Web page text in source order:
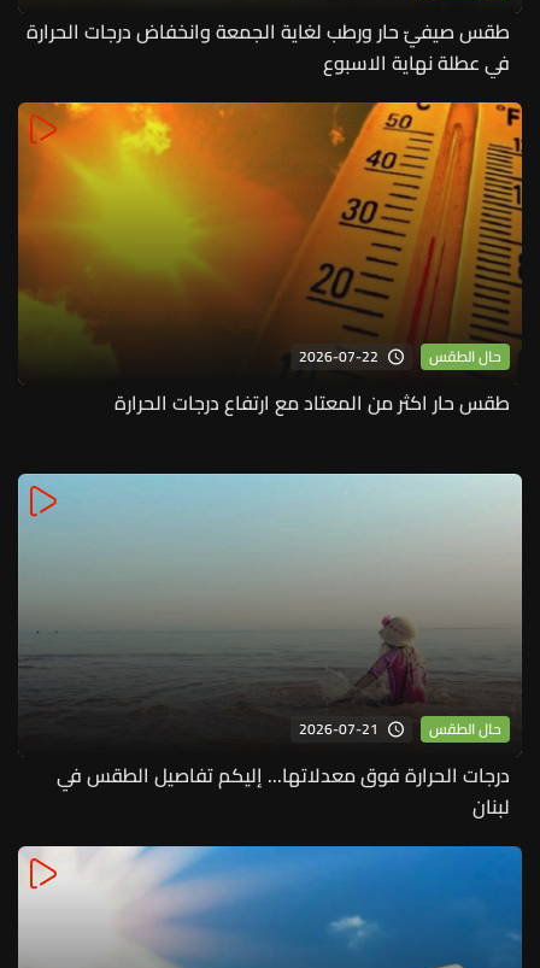
طقس صيفيّ حار ورطب لغاية الجمعة وانخفاض درجات الحرارة
في عطلة نهاية الاسبوع
حال الطقس 2026-07-22
طقس حار اكثر من المعتاد مع ارتفاع درجات الحرارة
حال الطقس 2026-07-21
درجات الحرارة فوق معدلاتها... إليكم تفاصيل الطقس في
لبنان